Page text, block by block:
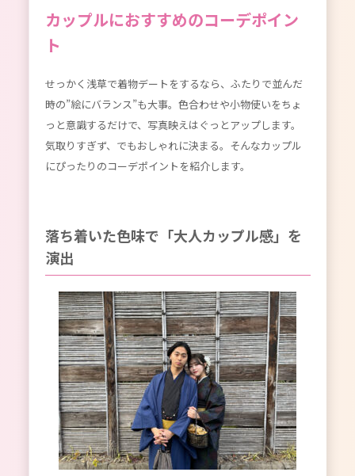
カップルにおすすめのコーデポイン
ト
せっかく浅草で着物デートをするなら、ふたりで並んだ
時の”絵にバランス”も大事。色合わせや小物使いをちょ
っと意識するだけで、写真映えはぐっとアップします。
気取りすぎず、でもおしゃれに決まる。そんなカップル
にぴったりのコーデポイントを紹介します。
落ち着いた色味で「大人カップル感」を
演出